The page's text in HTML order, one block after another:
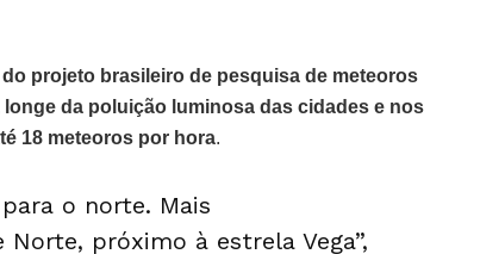
projeto brasileiro de pesquisa de meteoros
da poluição luminosa das cidades e nos
18 meteoros por hora.
o norte. Mais
próximo à estrela Vega”,